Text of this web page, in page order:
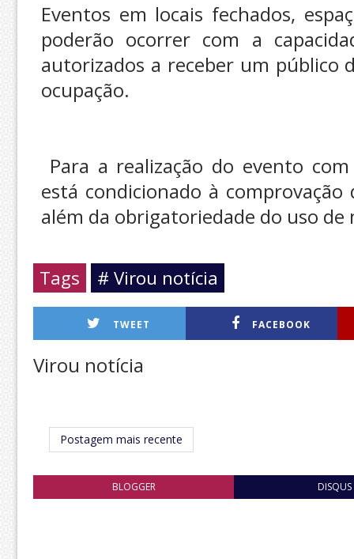
Eventos em locais fechados,
poderão ocorrer com a
autorizados a receber um público
ocupação.
Para a realização do evento
está condicionado à
além da obrigatoriedade do uso de
Tags # Virou notícia
TWEET FACEBOOK
Virou notícia
Postagem mais recente
BLOGGER DISQUS